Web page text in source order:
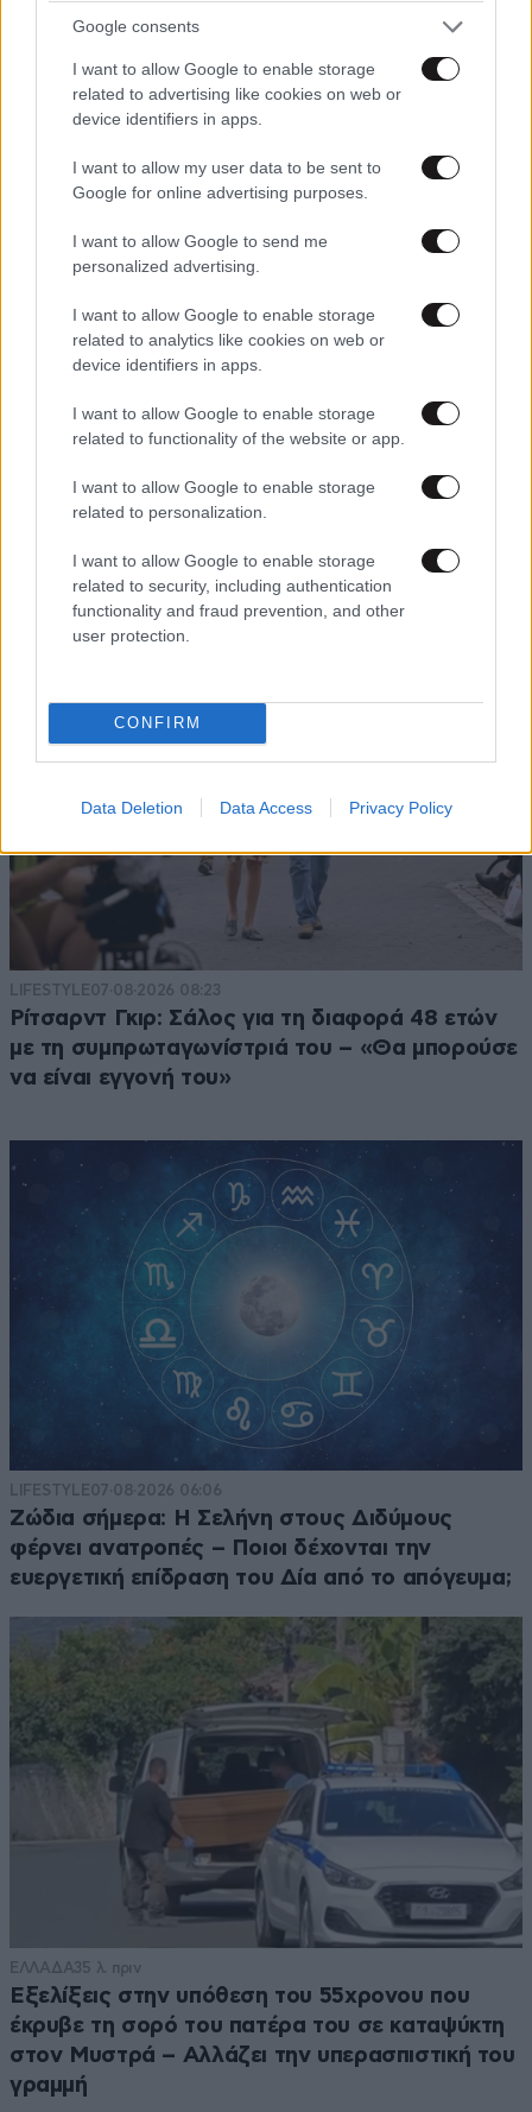
Google consents
I want to allow Google to enable storage
related to advertising like cookies on web or
device identifiers in apps.
I want to allow my user data to be sent to
Google for online advertising purposes.
I want to allow Google to send me
personalized advertising.
I want to allow Google to enable storage
related to analytics like cookies on web or
device identifiers in apps.
I want to allow Google to enable storage
related to functionality of the website or app.
I want to allow Google to enable storage
related to personalization.
I want to allow Google to enable storage
related to security, including authentication
functionality and fraud prevention, and other
user protection.
CONFIRM
Data Deletion Data Access Privacy Policy
LIFESTYLE07·08·2026 08:23
Ρίτσαρντ Γκιρ: Σάλος για τη διαφορά 48 ετών
με τη συμπρωταγωνίστριά του – «Θα μπορούσε
να είναι εγγονή του»
LIFESTYLE07·08·2026 06:06
Ζώδια σήμερα: Η Σελήνη στους Διδύμους
φέρνει ανατροπές – Ποιοι δέχονται την
ευεργετική επίδραση του Δία από το απόγευμα;
ΕΛΛΑΔΑ35 λ. πριν
Εξελίξεις στην υπόθεση του 55χρονου που
έκρυβε τη σορό του πατέρα του σε καταψύκτη
στον Μυστρά – Αλλάζει την υπερασπιστική του
γραμμή